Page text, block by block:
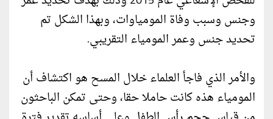
وجنس وسبب وفاة المومياوات، وبهذا الشكل تم
تحديد جنس وعمر المومياء التقريبي.
والأمر الذي فاجأ العلماء خلال المسح هو اكتشاف أن
المومياء هذه كانت حاملا حقا، وحتى تمكن الباحثون